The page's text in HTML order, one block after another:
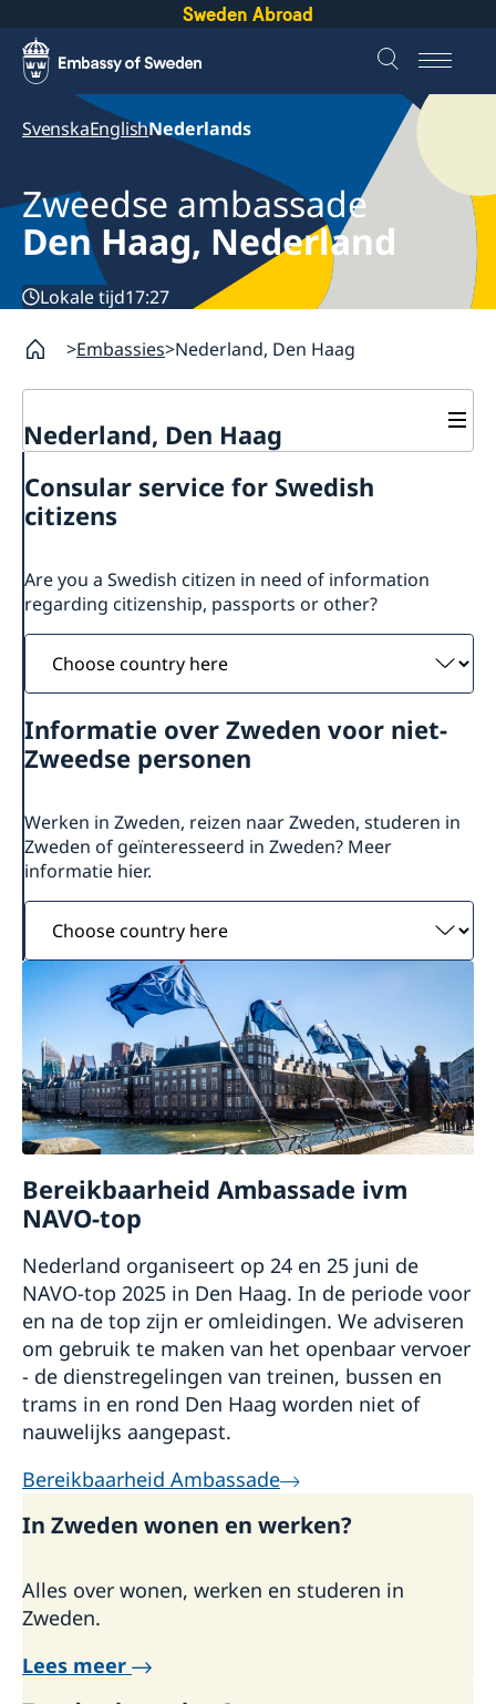
Sweden Abroad
SvenskaEnglishNederlands
Zweedse ambassade
Den Haag, Nederland
Lokale tijd17:27
Embassies Nederland, Den Haag
Nederland, Den Haag
Over ons
Over de ambassade
Parkeren
Nieuws
Evenementenkalender
Consular service for Swedish
citizens
Are you a Swedish citizen in need of information
regarding citizenship, passports or other?
Choose
country
here
Informatie over Zweden voor niet-
Zweedse personen
Werken in Zweden, reizen naar Zweden, studeren in
Zweden of geïnteresseerd in Zweden? Meer
informatie hier.
Choose
country
here
Bereikbaarheid Ambassade ivm
NAVO-top
Nederland organiseert op 24 en 25 juni de
NAVO-top 2025 in Den Haag. In de periode voor
en na de top zijn er omleidingen. We adviseren
om gebruik te maken van het openbaar vervoer
- de dienstregelingen van treinen, bussen en
trams in en rond Den Haag worden niet of
nauwelijks aangepast.
Bereikbaarheid Ambassade
In Zweden wonen en werken?
Alles over wonen, werken en studeren in
Zweden.
Lees meer